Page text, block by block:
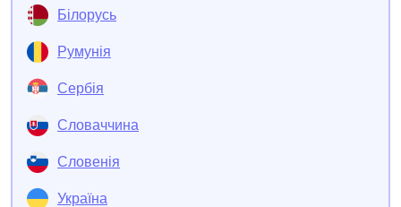
Білорусь
Румунія
Сербія
Словаччина
Словенія
Україна